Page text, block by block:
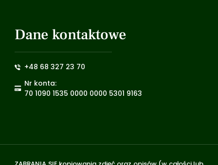
Dane kontaktowe
+48 68 327 23 70
Nr konta:
70 1090 1535 0000 0000 5301 9163